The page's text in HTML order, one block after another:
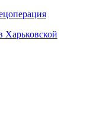
Харьковской